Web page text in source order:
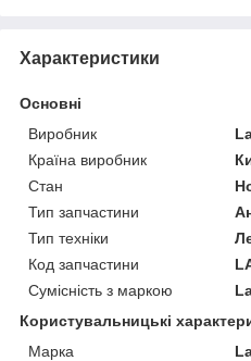
Характеристики
Основні
Виробник
Країна виробник
Стан
Тип запчастини
Тип техніки
Код запчастини
Сумісність з маркою
Користувальницькі
Марка